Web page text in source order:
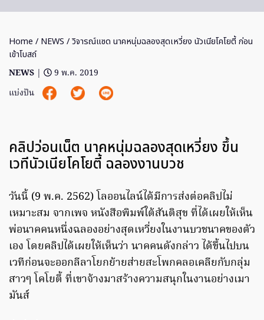
Home / NEWS / วิจารณ์แซด นาคหนุ่มฉลองสุดเหวี่ยง นัวเนียโคโยตี้ ก่อน
เข้าโบสถ์
NEWS |
9 พ.ค. 2019
แบ่งปัน
คลิปว่อนเน็ต นาคหนุ่มฉลองสุดเหวี่ยง ขึ้น
เวทีนัวเนียโคโยตี้ ฉลองงานบวช
วันนี้ (9 พ.ค. 2562) โลออนไลน์ได้มีการส่งต่อคลิปไม่
เหมาะสม จากเพจ หนังสือพิมพ์ใต้สันติสุข ที่ได้เผยให้เห็น
พ่อนาคคนหนึ่งฉลองอย่างสุดเหวี่ยงในงานบวชนาคของตัว
เอง โดยคลิปได้เผยให้เห็นว่า นาคคนดังกล่าว ได้ขึ้นไปบน
เวทีก่อนจะออกลีลาโยกย้ายส่ายสะโพกคลอเคลียกับกลุ่ม
สาวๆ โคโยตี้ ที่เขาจ้างมาสร้างความสนุกในงานอย่างเมา
มันส์